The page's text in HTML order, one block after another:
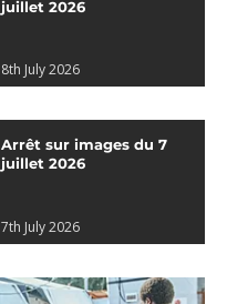
juillet 2026
8th July 2026
Arrêt sur images du 7
juillet 2026
7th July 2026